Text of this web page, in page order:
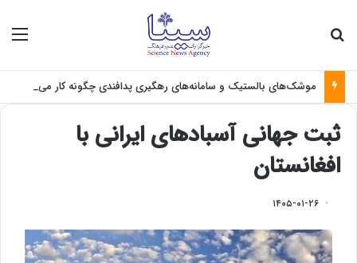
موشک‌های بالستیک و سامانه‌های رهگیری پدافندی چگونه کار می کنند؟
ثبت جهانی آسبادهای ایرانی با
افغانستان
۱۴۰۵-۰۱-۲۶